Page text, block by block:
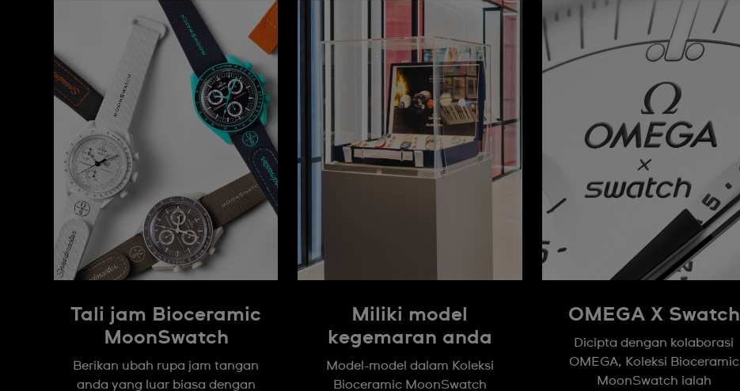
Tali jam Bioceramic
MoonSwatch
Berikan ubah rupa jam tangan
anda yang luar biasa dengan
Miliki model
kegemaran anda
Model-model dalam Koleksi
Bioceramic MoonSwatch
OMEGA X Swatch
Dicipta dengan kolaborasi
OMEGA, Koleksi Bioceramic
MoonSwatch ialah